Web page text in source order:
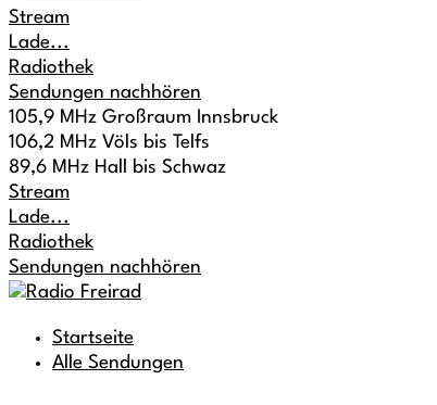
Stream
Lade...
Radiothek
Sendungen nachhören
105,9 MHz Großraum Innsbruck
106,2 MHz Völs bis Telfs
89,6 MHz Hall bis Schwaz
Stream
Lade...
Radiothek
Sendungen nachhören
Startseite
Alle Sendungen